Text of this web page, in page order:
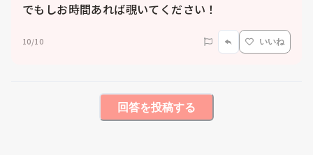
でもしお時間あれば覗いてください！
10/10 いいね
回答を投稿する